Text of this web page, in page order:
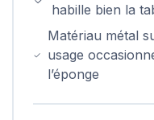
habille bien la
Matériau métal
usage
l’éponge